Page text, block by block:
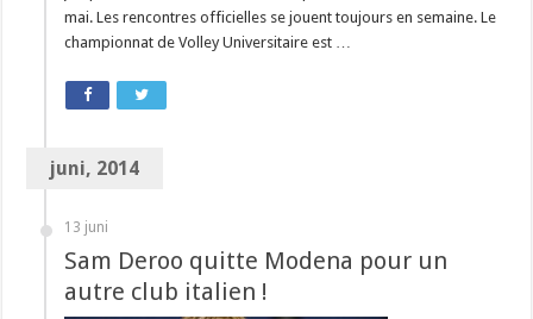
mai. Les rencontres officielles se jouent toujours en semaine. Le
championnat de Volley Universitaire est …
juni, 2014
13 juni
Sam Deroo quitte Modena pour un
autre club italien !